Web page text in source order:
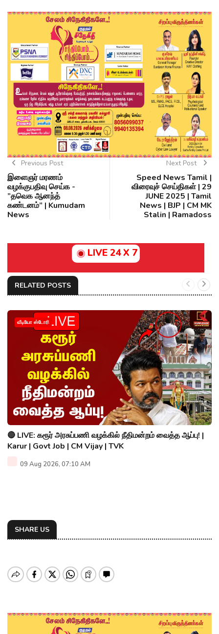
Previous Post
இளைஞர் மரணம்
வழக்குபதிவு செய்க -
”தவெக ஆனந்த்
கண்டனம்” | Kumudam
News
Next Post
Speed News Tamil |
விரைவுச் செய்திகள் | 29
JUNE 2025 | Tamil
News | BJP | CM MK
Stalin | Ramadoss
LIVE 24 X 7
RELATED POSTS
வீடியோ ஸ்டோரி
🔴 LIVE: கரூர் அரசுப்பணி வழக்கில் நீதிமன்றம் வைத்த ஆப்பு! |
Karur | Govt Job | CM Vijay | TVK
09 Aug 2026, 07:10 AM
SHARE US